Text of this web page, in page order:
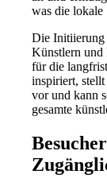
was die lokale
Die Initiierung
Künstlern und
für die
inspiriert,
vor und kann
gesamte